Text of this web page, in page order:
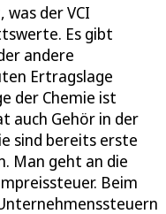
was der VCI
Es gibt
andere
Ertragslage
der Chemie ist
auch Gehör in der
sind bereits erste
Man geht an die
Beim